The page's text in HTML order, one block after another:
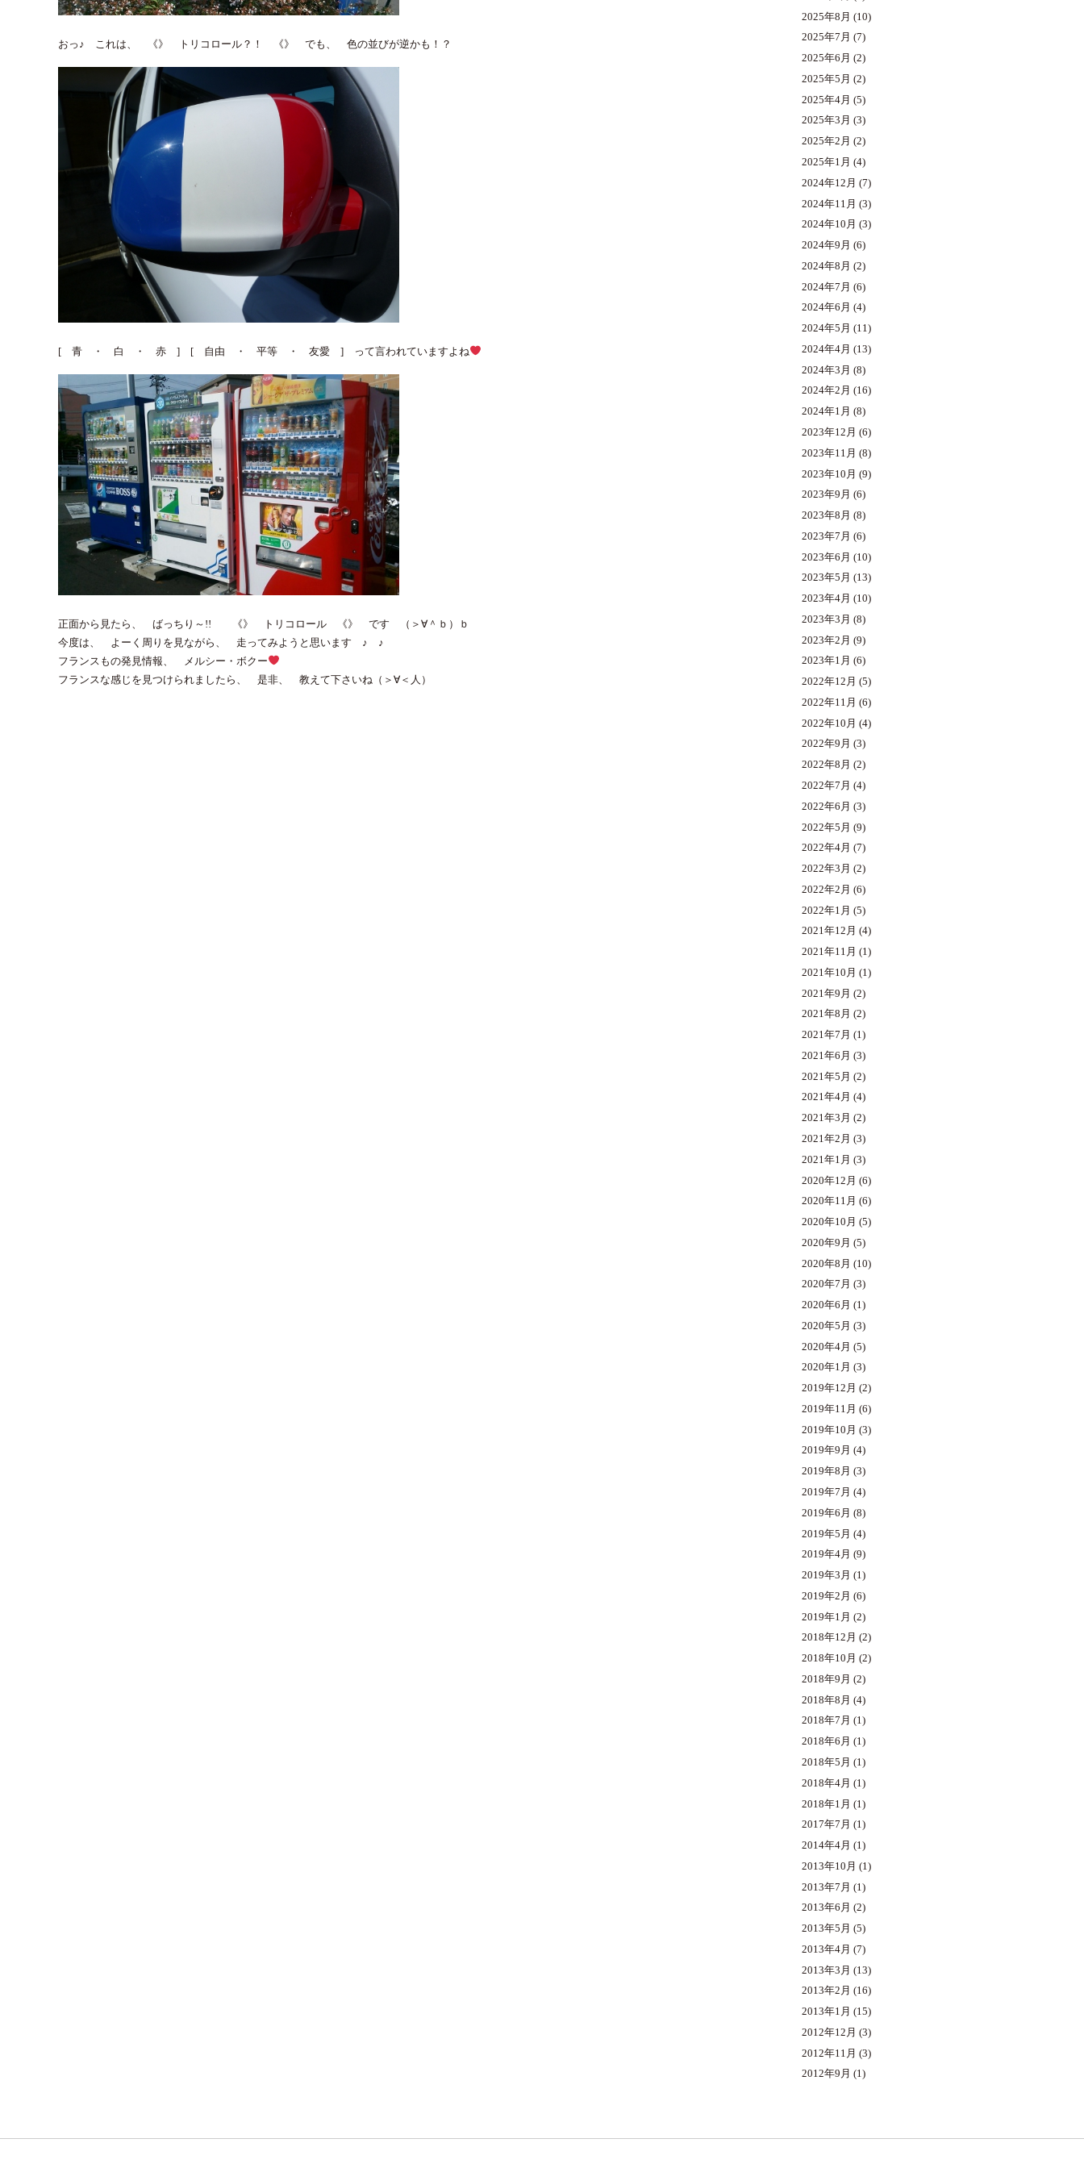
おっ♪ これは、 《》 トリコロール？！ 《》 でも、 色の並びが逆かも！？
[ 青 ・ 白 ・ 赤 ] [ 自由 ・ 平等 ・ 友愛 ] って言われていますよね
正面から見たら、 ばっちり～!! 《》 トリコロール 《》 です （＞∀＾ｂ）ｂ
今度は、 よーく周りを見ながら、 走ってみようと思います ♪ ♪
フランスもの発見情報、 メルシー・ボクー
フランスな感じを見つけられましたら、 是非、 教えて下さいね（＞∀＜人）
2025年8月 (10)
2025年7月 (7)
2025年6月 (2)
2025年5月 (2)
2025年4月 (5)
2025年3月 (3)
2025年2月 (2)
2025年1月 (4)
2024年12月 (7)
2024年11月 (3)
2024年10月 (3)
2024年9月 (6)
2024年8月 (2)
2024年7月 (6)
2024年6月 (4)
2024年5月 (11)
2024年4月 (13)
2024年3月 (8)
2024年2月 (16)
2024年1月 (8)
2023年12月 (6)
2023年11月 (8)
2023年10月 (9)
2023年9月 (6)
2023年8月 (8)
2023年7月 (6)
2023年6月 (10)
2023年5月 (13)
2023年4月 (10)
2023年3月 (8)
2023年2月 (9)
2023年1月 (6)
2022年12月 (5)
2022年11月 (6)
2022年10月 (4)
2022年9月 (3)
2022年8月 (2)
2022年7月 (4)
2022年6月 (3)
2022年5月 (9)
2022年4月 (7)
2022年3月 (2)
2022年2月 (6)
2022年1月 (5)
2021年12月 (4)
2021年11月 (1)
2021年10月 (1)
2021年9月 (2)
2021年8月 (2)
2021年7月 (1)
2021年6月 (3)
2021年5月 (2)
2021年4月 (4)
2021年3月 (2)
2021年2月 (3)
2021年1月 (3)
2020年12月 (6)
2020年11月 (6)
2020年10月 (5)
2020年9月 (5)
2020年8月 (10)
2020年7月 (3)
2020年6月 (1)
2020年5月 (3)
2020年4月 (5)
2020年1月 (3)
2019年12月 (2)
2019年11月 (6)
2019年10月 (3)
2019年9月 (4)
2019年8月 (3)
2019年7月 (4)
2019年6月 (8)
2019年5月 (4)
2019年4月 (9)
2019年3月 (1)
2019年2月 (6)
2019年1月 (2)
2018年12月 (2)
2018年10月 (2)
2018年9月 (2)
2018年8月 (4)
2018年7月 (1)
2018年6月 (1)
2018年5月 (1)
2018年4月 (1)
2018年1月 (1)
2017年7月 (1)
2014年4月 (1)
2013年10月 (1)
2013年7月 (1)
2013年6月 (2)
2013年5月 (5)
2013年4月 (7)
2013年3月 (13)
2013年2月 (16)
2013年1月 (15)
2012年12月 (3)
2012年11月 (3)
2012年9月 (1)